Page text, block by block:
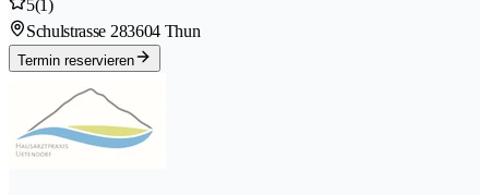
5(1)
Schulstrasse 283604 Thun
Termin reservieren